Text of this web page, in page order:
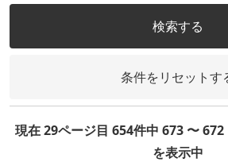
検索する
条件をリセットす
現在 29ページ目 654件中 673 〜
を表示中